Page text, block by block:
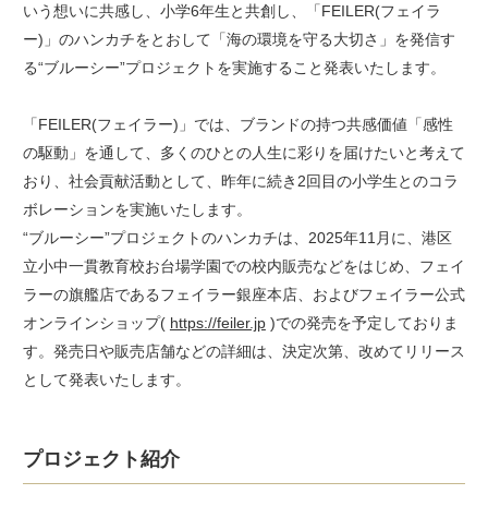
いう想いに共感し、小学6年生と共創し、「FEILER(フェイラ
ー)」のハンカチをとおして「海の環境を守る大切さ」を発信す
る“ブルーシー”プロジェクトを実施すること発表いたします。
「FEILER(フェイラー)」では、ブランドの持つ共感価値「感性
の駆動」を通して、多くのひとの人生に彩りを届けたいと考えて
おり、社会貢献活動として、昨年に続き2回目の小学生とのコラ
ボレーションを実施いたします。
“ブルーシー”プロジェクトのハンカチは、2025年11月に、港区
立小中一貫教育校お台場学園での校内販売などをはじめ、フェイ
ラーの旗艦店であるフェイラー銀座本店、およびフェイラー公式
オンラインショップ( https://feiler.jp)での発売を予定しておりま
す。発売日や販売店舗などの詳細は、決定次第、改めてリリース
として発表いたします。
プロジェクト紹介